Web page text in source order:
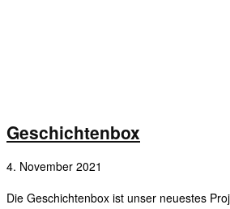
Geschichtenbox
4. November 2021
Die Geschichtenbox ist unser neuestes